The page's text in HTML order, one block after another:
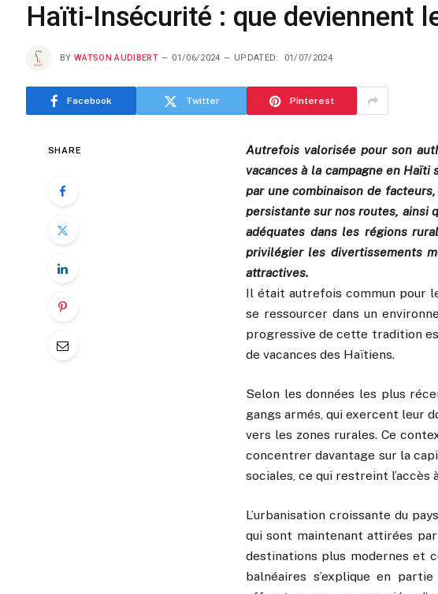
Haïti-Insécurité : que deviennent
BY WATSON AUDIBERT 01/06/2024 UPDATED: 01/07/2024
Facebook Twitter Pinterest
SHARE
Autrefois valorisée pour son
vacances à la campagne en
par une combinaison de
persistante sur nos routes, ainsi
adéquates dans les régions
privilégier les divertissements
attractives.
Il était autrefois commun pour
se ressourcer dans un
progressive de cette tradition
de vacances des Haïtiens.
Selon les données les plus
gangs armés, qui exercent leur
vers les zones rurales. Ce
concentrer davantage sur la
sociales, ce qui restreint l’accès
L’urbanisation croissante du
qui sont maintenant attirées
destinations plus modernes et
balnéaires s’explique en